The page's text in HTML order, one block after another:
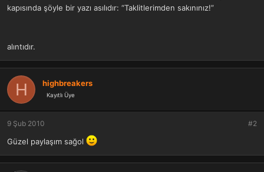
kapısında şöyle bir yazı asılıdır: “Taklitlerimden sakınınız!”
alıntıdır.
H highbreakers
Kayıtlı Üye
9 Şub 2010 #2
Güzel paylaşım sağol